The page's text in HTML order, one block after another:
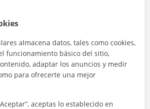
nuestroaviso legaly deprivacidad
almacena datos, tales como cookies,
funcionamiento básico del sitio,
adaptar los anuncios y medir
para ofrecerte una mejor
aceptas lo establecido en